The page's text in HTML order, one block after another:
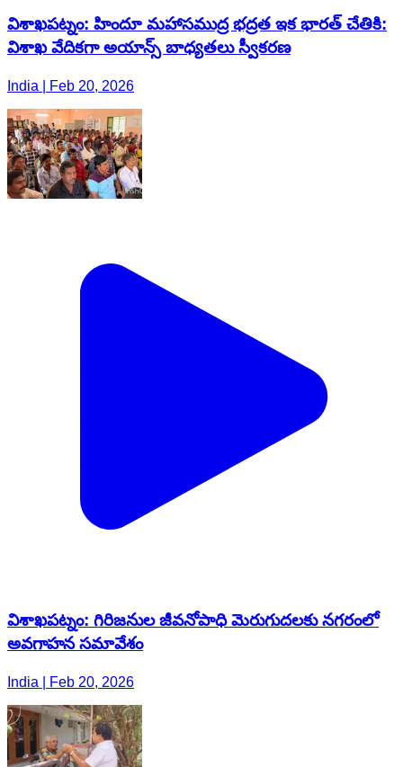
విశాఖపట్నం: హిందూ మహాసముద్ర భద్రత ఇక భారత్ చేతికి:
విశాఖ వేదికగా అయాన్స్ బాధ్యతలు స్వీకరణ
India | Feb 20, 2026
విశాఖపట్నం: గిరిజనుల జీవనోపాధి మెరుగుదలకు నగరంలో
అవగాహన సమావేశం
India | Feb 20, 2026